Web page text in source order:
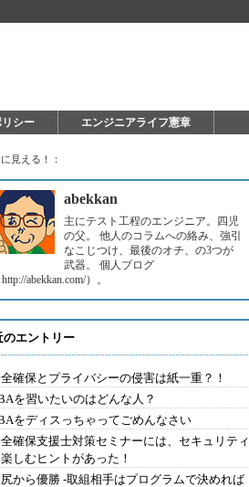
シー エンジニアライフ憲章
見える！：
abekkan
主にテスト工程のエンジニア。四児
の父。 他人のコラムへの絡み、強引
なこじつけ、最後のオチ、の3つが
武器。 個人ブログ
http://abekkan.com/）。
のエントリー
確保とプライバシーの侵害は紙一重？！
を習いたいのはどんな人？
をディスっちゃってごめんなさい
確保支援士対策セミナーには、セキュリティ
しむヒントがあった！
から優勝 -取組相手はプログラムで決めれば